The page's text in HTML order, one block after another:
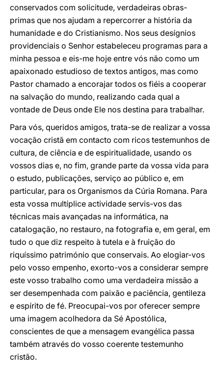
conservados com solicitude, verdadeiras obras-
primas que nos ajudam a repercorrer a história da
humanidade e do Cristianismo. Nos seus desígnios
providenciais o Senhor estabeleceu programas para a
minha pessoa e eis-me hoje entre vós não como um
apaixonado estudioso de textos antigos, mas como
Pastor chamado a encorajar todos os fiéis a cooperar
na salvação do mundo, realizando cada qual a
vontade de Deus onde Ele nos destina para trabalhar.
Para vós, queridos amigos, trata-se de realizar a vossa
vocação cristã em contacto com ricos testemunhos de
cultura, de ciência e de espiritualidade, usando os
vossos dias e, no fim, grande parte da vossa vida para
o estudo, publicações, serviço ao público e, em
particular, para os Organismos da Cúria Romana. Para
esta vossa multíplice actividade servis-vos das
técnicas mais avançadas na informática, na
catalogação, no restauro, na fotografia e, em geral, em
tudo o que diz respeito à tutela e à fruição do
riquíssimo património que conservais. Ao elogiar-vos
pelo vosso empenho, exorto-vos a considerar sempre
este vosso trabalho como uma verdadeira missão a
ser desempenhada com paixão e paciência, gentileza
e espírito de fé. Preocupai-vos por oferecer sempre
uma imagem acolhedora da Sé Apostólica,
conscientes de que a mensagem evangélica passa
também através do vosso coerente testemunho
cristão.